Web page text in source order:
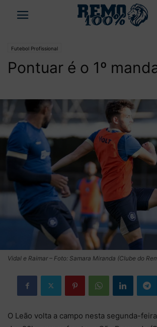
Futebol Profissional
Pontuar é o 1º
Vidal e Raimar – Foto: Samara Miranda (Clube do
O Leão volta a campo nesta segunda-